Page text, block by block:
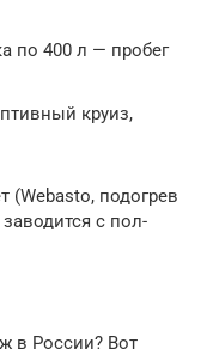
по 400 л — пробег
круиз,
(Webasto, подогрев
с пол-
в России? Вот